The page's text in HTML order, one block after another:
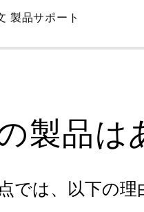
製品サポート
製品
では、以下の